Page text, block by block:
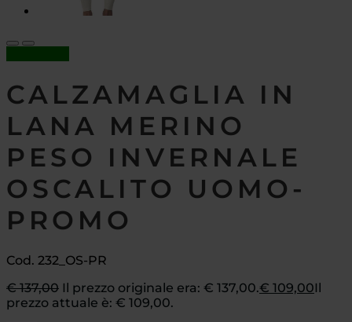
CALZAMAGLIA IN
LANA MERINO
PESO INVERNALE
OSCALITO UOMO-
PROMO
Cod. 232_OS-PR
€137,00 Il prezzo originale era: € 137,00.€ 109,00Il
prezzo attuale è: € 109,00.